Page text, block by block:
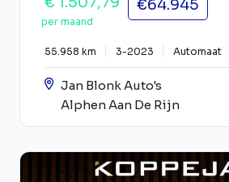
per maand
€64.945
55.958 km 3-2023 Automaat
Jan Blonk Auto's
Alphen Aan De Rijn